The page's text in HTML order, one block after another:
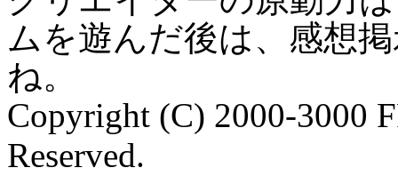
ムを遊んだ後は、感想
ね。
Copyright (C) 2000-3000
Reserved.